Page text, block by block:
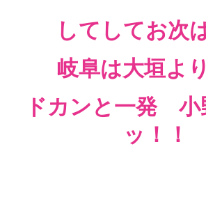
してしてお次
岐阜は大垣よ
ドカンと一発 小
ッ！！